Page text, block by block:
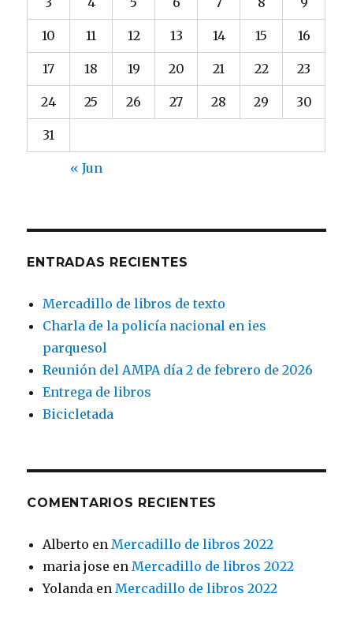
10 11 12 13 14 15 16
17 18 19 20 21 22 23
24 25 26 27 28 29 30
31
« Jun
ENTRADAS RECIENTES
Mercadillo de libros de texto
Charla de la policía nacional en ies
parquesol
Reunión del AMPA día 2 de febrero de 2026
Entrega de libros
Bicicletada
COMENTARIOS RECIENTES
Alberto en Mercadillo de libros 2022
maria jose en Mercadillo de libros 2022
Yolanda en Mercadillo de libros 2022